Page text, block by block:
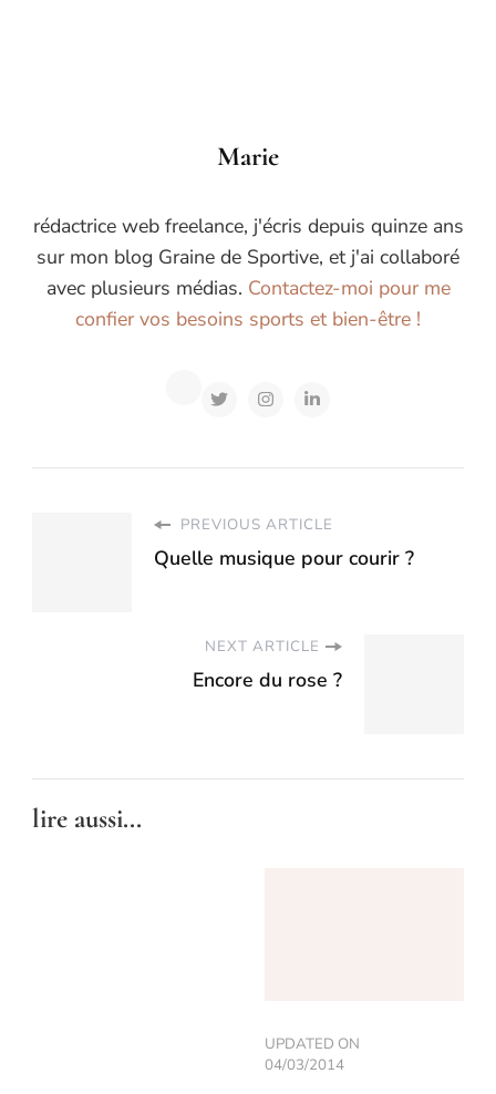
Marie
rédactrice web freelance, j'écris depuis quinze ans
sur mon blog Graine de Sportive, et j'ai collaboré
avec plusieurs médias. Contactez-moi pour me
confier vos besoins sports et bien-être !
PREVIOUS ARTICLE
Quelle musique pour courir ?
NEXT ARTICLE
Encore du rose ?
lire aussi...
UPDATED ON
04/03/2014